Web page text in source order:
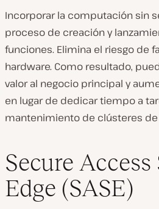
Incorporar la computación sin
proceso de creación y
funciones. Elimina el riesgo de
hardware. Como resultado,
valor al negocio principal y
en lugar de dedicar tiempo a
mantenimiento de clústeres
Secure Access
Edge (SASE)